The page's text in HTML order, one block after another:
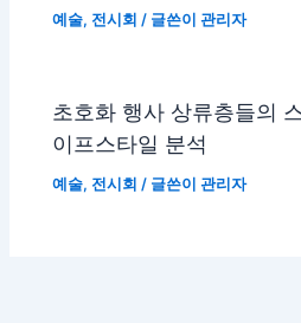
예술, 전시회 / 글쓴이관리자
초호화 행사 상류층들의
이프스타일 분석
예술, 전시회 / 글쓴이관리자